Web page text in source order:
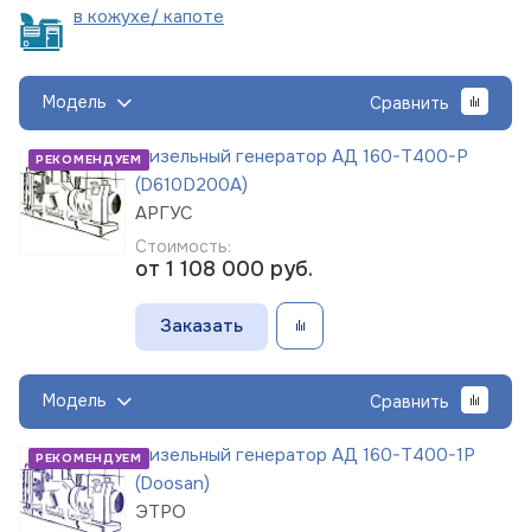
в кожухе/ капоте
Модель Сравнить
РЕКОМЕНДУЕМДизельный генератор АД 160-Т400-Р
(D610D200A)
АРГУС
Стоимость:
от 1 108 000 руб.
Заказать
Модель Сравнить
РЕКОМЕНДУЕМДизельный генератор АД 160-Т400-1Р
(Doosan)
ЭТРО